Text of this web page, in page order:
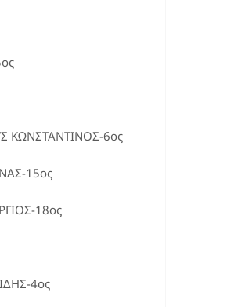
ΚΩΝΣΤΑΝΤΙΝΟΣ-6ος
15ος
18ος
4ος